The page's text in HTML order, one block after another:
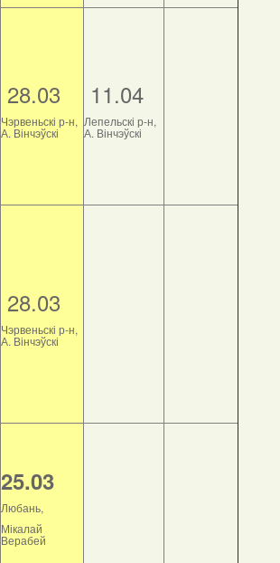
28.03
Чэрвеньскі р-н,
А. Вінчэўскі
11.04
Лепельскі р-н,
А. Вінчэўскі
28.03
Чэрвеньскі р-н,
А. Вінчэўскі
25.03
Любань,
Мікалай
Верабей